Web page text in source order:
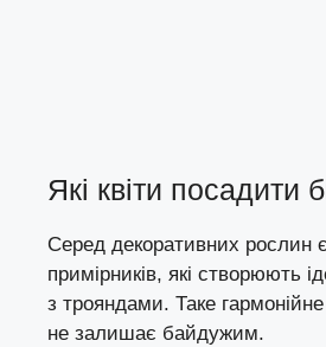
Які квіти посадити
Серед декоративних рослин є
примірників, які створюють
з трояндами. Таке гармонійне
не залишає байдужим.